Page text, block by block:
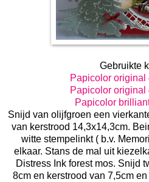
Gebruikte
Papicolor original
Papicolor original
Papicolor
Snijd van olijfgroen een
van kerstrood 14,3x14,3cm.
witte stempelinkt ( b.v.
elkaar. Stans de mal uit
Distress Ink forest mos. Snijd
8cm en kerstrood van 7,5cm